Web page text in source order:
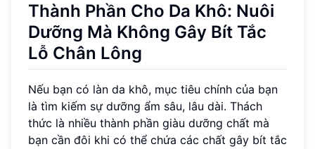
Thành Phần Cho Da Khô: Nuôi
Dưỡng Mà Không Gây Bít Tắc
Lỗ Chân Lông
Nếu bạn có làn da khô, mục tiêu chính của bạn
là tìm kiếm sự dưỡng ẩm sâu, lâu dài. Thách
thức là nhiều thành phần giàu dưỡng chất mà
bạn cần đôi khi có thể chứa các chất gây bít tắc